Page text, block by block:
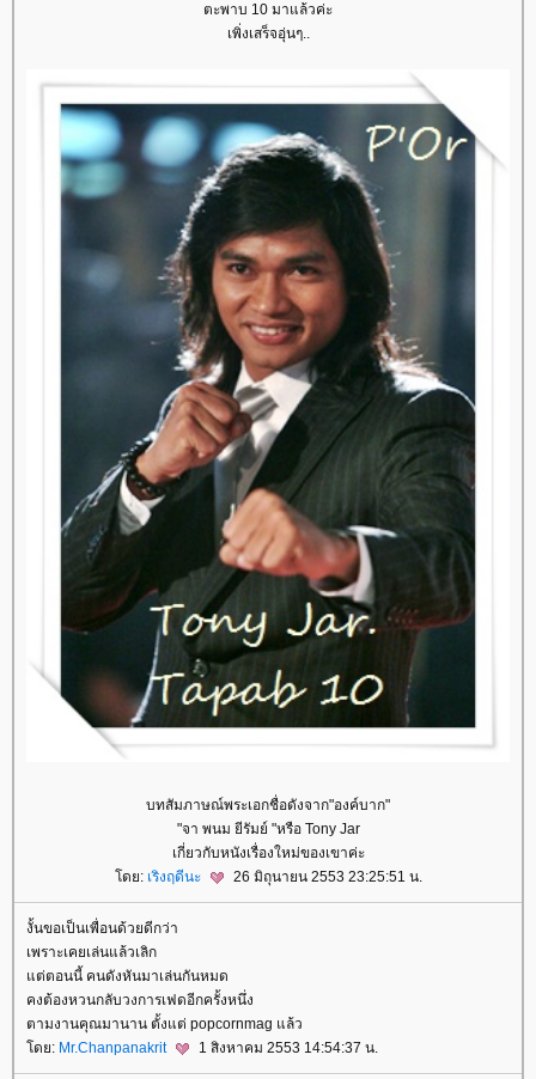
ตะพาบ 10 มาแล้วค่ะ
เพิ่งเสร็จอุ่นๆ..
บทสัมภาษณ์พระเอกชื่อดังจาก"องค์บาก"
"จา พนม ยีรัมย์ "หรือ Tony Jar
เกี่ยวกับหนังเรื่องใหม่ของเขาค่ะ
ดย: เริงฤดีนะ 26 มิถุนายน 2553 23:25:51 น.
งั้นขอเป็นเพื่อนด้วยดีกว่า
เพราะเคยเล่นแล้วเลิก
ต่ตอนนี้ คนดังหันมาเล่นกันหมด
คงต้องหวนกลับวงการเฟดอีกครั้งหนึ่ง
ตามงานคุณมานาน ตั้งแต่ popcornmag แล้ว
ดย: Mr.Chanpanakrit 1 สิงหาคม 2553 14:54:37 น.